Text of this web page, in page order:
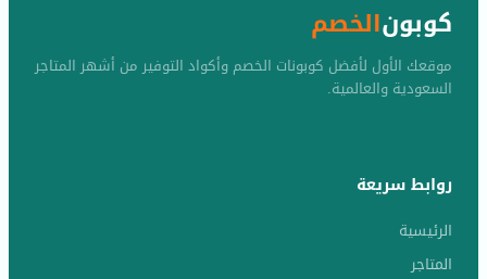
كوبونالخصم
موقعك الأول لأفضل كوبونات الخصم وأكواد التوفير من أشهر المتاجر
السعودية والعالمية.
روابط سريعة
الرئيسية
المتاجر